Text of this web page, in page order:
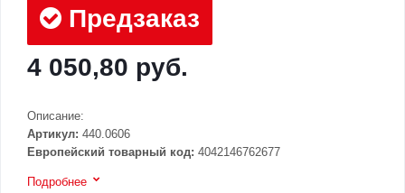
Предзаказ
4 050,80 руб.
Описание:
Артикул: 440.0606
Европейский товарный код: 4042146762677
Подробнее